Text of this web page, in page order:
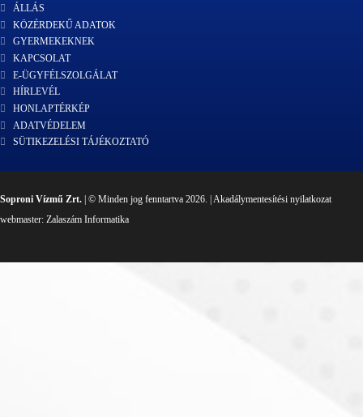
ÁLLÁS
KÖZÉRDEKŰ ADATOK
GYERMEKEKNEK
KAPCSOLAT
E-ÜGYFÉLSZOLGÁLAT
HÍRLEVÉL
HONLAPTÉRKÉP
ADATVÉDELEM
SÜTIKEZELÉSI TÁJÉKOZTATÓ
Soproni Vízmű Zrt. | © Minden jog fenntartva 2026. | Akadálymentesítési nyilatkozat
webmaster: Zalaszám Informatika